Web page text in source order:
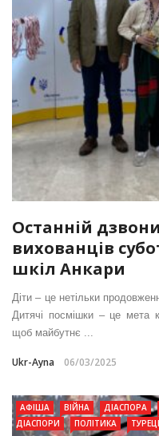
Останній
вихованців
шкіл Анкари
Діти – це нетільки
Дитячі посмішки – це мета
щоб майбутнє ...
Ukr-Ayna 06/03/2025
АФІША ВІЙНА ДІАСПОРА
ДІАСПОРИ
ПОЛІТИКА